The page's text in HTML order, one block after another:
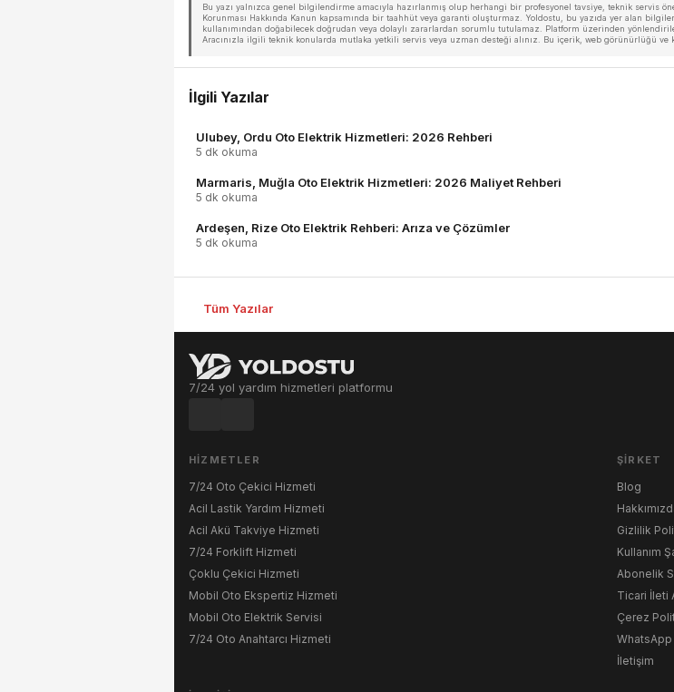
Bu yazı yalnızca genel bilgilendirme amacıyla hazırlanmış olup herhangi bir profesyonel tavsiye, teknik servis
Korunması Hakkında Kanun kapsamında bir taahhüt veya garanti oluşturmaz. Yoldostu, bu yazıda yer alan
kullanımından doğabilecek doğrudan veya dolaylı zararlardan sorumlu tutulamaz. Platform üzerinden
Aracınızla ilgili teknik konularda mutlaka yetkili servis veya uzman desteği alınız. Bu içerik, web görünürlüğü ve
İlgili Yazılar
Ulubey, Ordu Oto Elektrik Hizmetleri: 2026 Rehberi
5 dk okuma
Marmaris, Muğla Oto Elektrik Hizmetleri: 2026 Maliyet Rehberi
5 dk okuma
Ardeşen, Rize Oto Elektrik Rehberi: Arıza ve Çözümler
5 dk okuma
Tüm Yazılar
7/24 yol yardım hizmetleri platformu
HIZMETLER
7/24 Oto Çekici Hizmeti
Acil Lastik Yardım Hizmeti
Acil Akü Takviye Hizmeti
7/24 Forklift Hizmeti
Çoklu Çekici Hizmeti
Mobil Oto Ekspertiz Hizmeti
Mobil Oto Elektrik Servisi
7/24 Oto Anahtarcı Hizmeti
ŞIRKET
Blog
Gizlilik
Kullanım
Abonelik
Ticari İleti
Çerez
İletişim